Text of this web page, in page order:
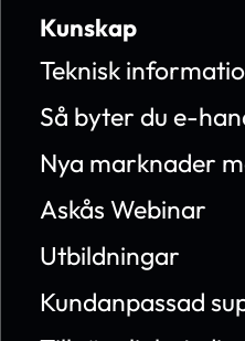
Kunskap
Teknisk
Så byter du e-
Nya marknader
Askås Webinar
Utbildningar
Kundanpassad